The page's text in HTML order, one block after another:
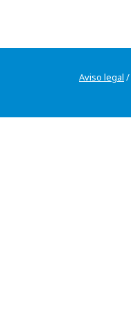
Aviso legal /